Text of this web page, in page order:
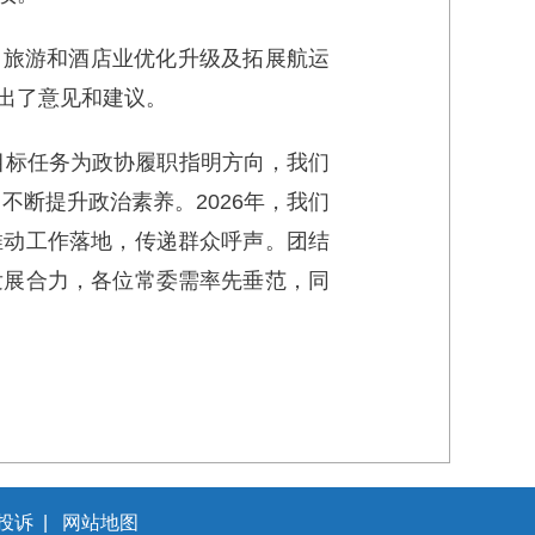
游和酒店业优化升级及拓展航运
意见和建议。
任务为政协履职指明方向，我们
断提升政治素养。2026年，我们
工作落地，传递群众呼声。团结
合力，各位常委需率先垂范，同
诉 网站地图